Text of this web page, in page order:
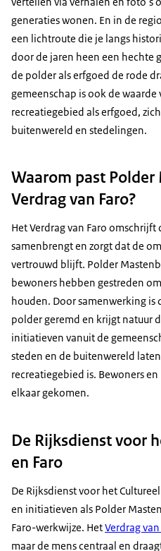
generaties wonen. En in de
een lichtroute die je langs
door de jaren heen een hechte
de polder als erfgoed de rode
gemeenschap is ook de waarde
recreatiegebied als erfgoed,
buitenwereld en stedelingen.
Waarom past
Verdrag van Faro?
Het Verdrag van Faro
samenbrengt en zorgt dat de
vertrouwd blijft. Polder
bewoners hebben gestreden
houden. Door samenwerking is
polder geremd en krijgt natuur
initiatieven vanuit de
steden en de buitenwereld
recreatiegebied is. Bewoners
elkaar gekomen.
De Rijksdienst voor
en Faro
De Rijksdienst voor het
en initiatieven als Polder
Faro-werkwijze. HetVerdrag van
maar de mens centraal en